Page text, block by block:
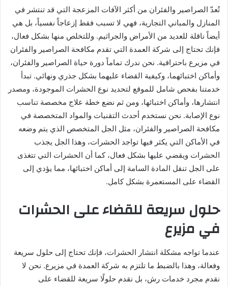
تُعدّ الصراصير والفئران من أكثر الآفات المزعجة التي قد تنتشر في
المنازل والمباني التجارية، فهي لا تسبب فقط إزعاجاً نفسياً، بل هي
أيضاً ناقلة للعديد من الأمراض والجراثيم. وللتخلص منها بشكل فعال،
فإنك تحتاج إلى شركة العمدة التي تقدم مكافحة الصراصير والفئران
في مزيرع باحترافية. نحن ندرك تماماً دورة حياة الصراصير والفئران،
وأماكن اختبائهما، وكيفية القضاء عليهما بشكل جذري ونهائي. تبدأ
خدمتنا بفحص شامل للموقع لتحديد نوع الحشرات الموجودة، ومصدر
انتشارها، وأماكن اختبائها، ومن ثم نضع خطة علاج مخصصة تناسب
نوع الإصابة. نحن نستخدم أحدث التقنيات والمواد المتخصصة في
مكافحة الصراصير والفئران، مثل الجل المتخصص الذي يتم وضعه
في الأماكن التي يكثر فيها تواجد الحشرات، وهذا الجل يجذب
الحشرات ويقضي عليها بشكل فعال، كما أن الحشرات التي تتغذى
على الجل تنقل المادة السامة إلى أماكن اختبائها، مما يؤدي إلى
القضاء على المستعمرة بشكل كامل.
حلول سريعة للقضاء على الحشرات
في مزيرع
عندما تواجه مشكلة انتشار الحشرات، فإنك تحتاج إلى حلول سريعة
وفعالة، وهذا بالضبط ما تلتزم به شركة العمدة في مزيرع. نحن لا
نقدم مجرد خدمات رش، بل نقدم حلولًا سريعة للقضاء على